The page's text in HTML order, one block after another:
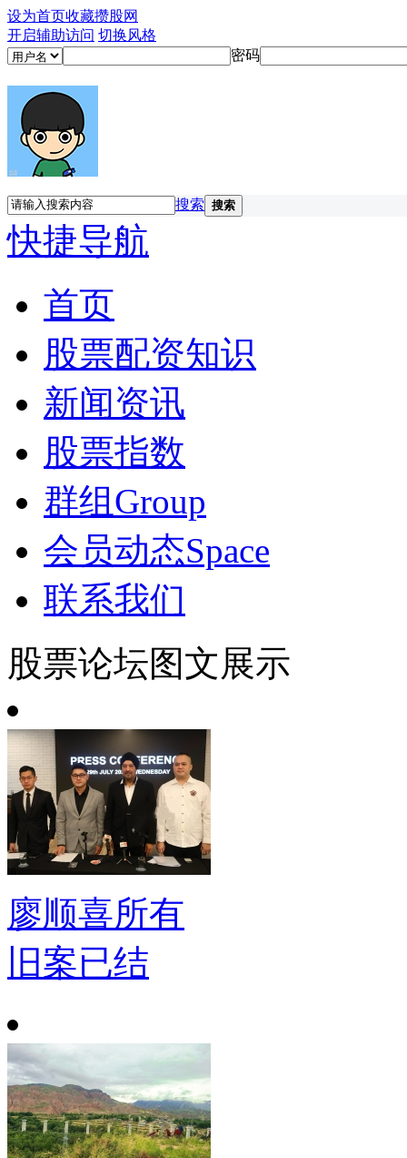
设为首页收藏攒股网
开启辅助访问 切换风格
密码
搜索 搜索
快捷导航
首页
股票配资知识
新闻资讯
股票指数
群组 Group
会员动态Space
联系我们
股票论坛图文展示
廖顺喜所有
旧案已结